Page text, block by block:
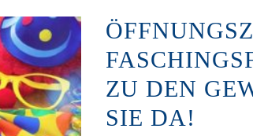
ZU DEN
SIE DA!